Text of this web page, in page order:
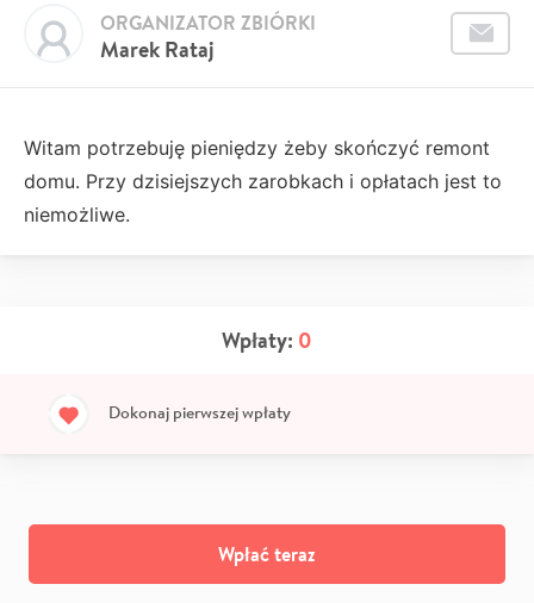
Marek Rataj
ORGANIZATOR ZBIÓRKI
Witam potrzebuję pieniędzy żeby skończyć remont
domu. Przy dzisiejszych zarobkach i opłatach jest to
niemożliwe.
Wpłaty: 0
Dokonaj pierwszej wpłaty
Wpłać teraz